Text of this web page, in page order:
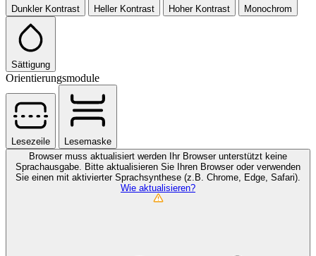
Dunkler Kontrast Heller Kontrast Hoher Kontrast Monochrom
Sättigung
Orientierungsmodule
Lesezeile
Lesemaske
Browser muss aktualisiert werden Ihr Browser unterstützt keine
Sprachausgabe. Bitte aktualisieren Sie Ihren Browser oder verwenden
Sie einen mit aktivierter Sprachsynthese (z.B. Chrome, Edge, Safari).
Wie aktualisieren?